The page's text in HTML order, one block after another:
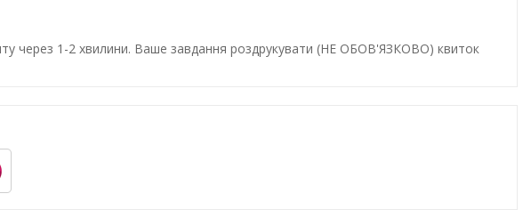
через 1-2 хвилини. Ваше завдання роздрукувати (НЕ ОБОВ'ЯЗКОВО) квиток